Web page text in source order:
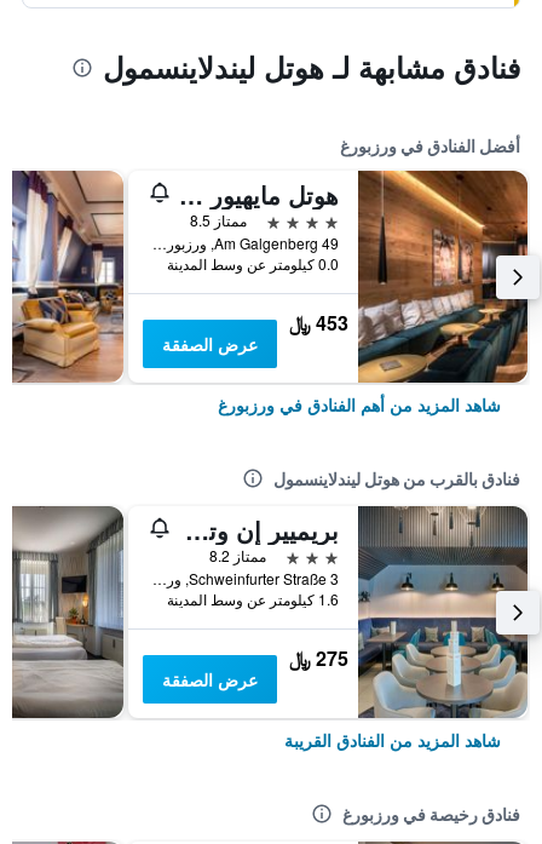
فنادق مشابهة لـ هوتل ليندلاينسمول
أفضل الفنادق في ورزبورغ
هوتل مايهيور بارك
4 نجوم
ممتاز 8.5
Am Galgenberg 49, ورزبورغ, بافاريا, ألمانيا
0.0 كيلومتر عن وسط المدينة
453 ﷼
عرض الصفقة
شاهد المزيد من أهم الفنادق في ورزبورغ
فنادق بالقرب من هوتل ليندلاينسمول
بريميير إن وترتزب روجل
3 نجوم
ممتاز 8.2
Schweinfurter Straße 3, ورزبورغ, بافاريا, ألمانيا
1.6 كيلومتر عن وسط المدينة
275 ﷼
عرض الصفقة
شاهد المزيد من الفنادق القريبة
فنادق رخيصة في ورزبورغ